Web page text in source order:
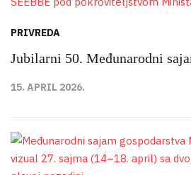
PRIVREDA
Jubilarni 50. Međunarodni
15. APRIL 2026.